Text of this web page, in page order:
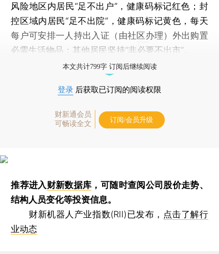
风险地区内居民“足不出户”，健康码标记红色；封
控区域内居民“足不出院”，健康码标记黄色，每天
每户可安排一人持出入证（由社区办理）外出购置
必需生活物品；其他居民坚持“非必要不出市”。
本文共计799字 订阅后继续阅读
登录 后获取已订阅的阅读权限
财新通会员
可畅读全文
订阅/会员升级
推荐进入财新数据库 ，可随时查阅公司股价走势、
结构人员变化等投资信息。
财新机器人产业指数(RII)已发布， 点击了解行
业动态